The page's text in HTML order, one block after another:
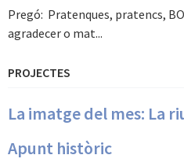
Pregó: Pratenques, pratencs,
agradecer o mat...
PROJECTES
La imatge del mes: La
Apunt històric